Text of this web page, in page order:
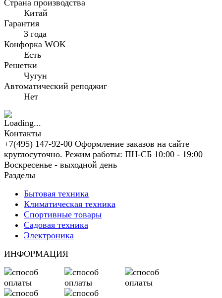
Страна производства
Китай
Гарантия
3 года
Конфорка WOK
Есть
Решетки
Чугун
Автоматический реподжиг
Нет
Контакты
+7(495) 147-92-00 Оформление заказов на сайте
круглосуточно. Режим работы: ПН-СБ 10:00 - 19:00
Воскресенье - выходной день
Разделы
Бытовая техника
Климатическая техника
Спортивные товары
Садовая техника
Электроника
ИНФОРМАЦИЯ